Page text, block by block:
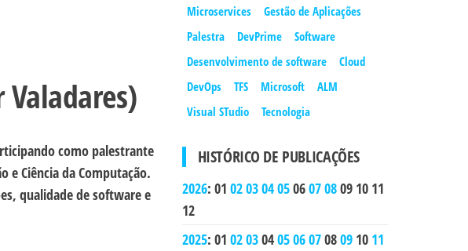
como palestrante
e Ciência da Computação.
qualidade de software e
Microservices
Gestão de Aplicações
Palestra
DevPrime
Software
Desenvolvimento de software
Cloud
DevOps
TFS Microsoft
ALM
Visual STudio
Tecnologia
HISTÓRICO DE PUBLICAÇÕES
2026: 01 0203040506070809 10 11
12
2025: 01 0203040506070809 10 11